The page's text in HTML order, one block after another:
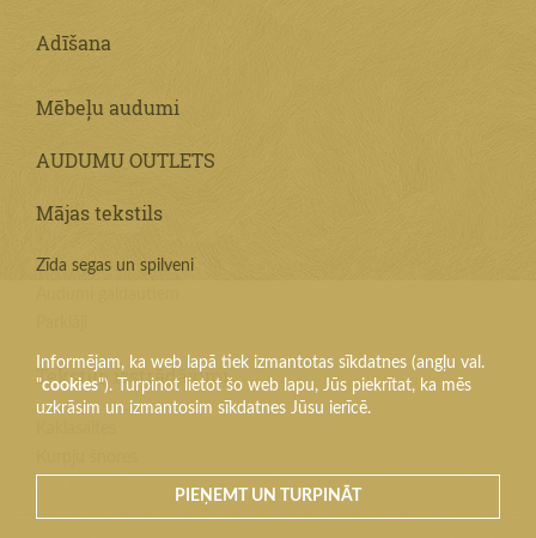
Informējam, ka web lapā tiek izmantotas sīkdatnes (angļu val.
"cookies"). Turpinot lietot šo web lapu, Jūs piekrītat, ka mēs
uzkrāsim un izmantosim sīkdatnes Jūsu ierīcē.
PIEŅEMT UN TURPINĀT
Adīšana
Mēbeļu audumi
AUDUMU OUTLETS
Mājas tekstils
Zīda segas un spilveni
Tekstila izstrādājumi